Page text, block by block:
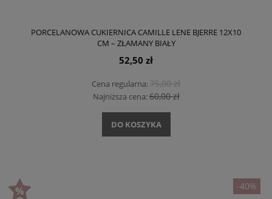
PORCELANOWA CUKIERNICA CAMILLE LENE BJERRE 12X10
CM – ZŁAMANY BIAŁY
52,50 zł
Cena regularna:75,00 zł
Najniższa cena:60,00 zł
DO KOSZYKA
-40%